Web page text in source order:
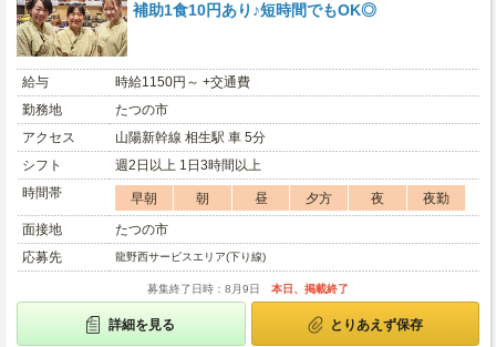
補助1食10円あり♪短時間でもOK◎
給与
時給1150円～ +交通費
勤務地
たつの市
アクセス
山陽新幹線 相生駅 車 5分
シフト
週2日以上 1日3時間以上
時間帯
早朝 朝 昼 夕方 夜
夜勤
面接地
たつの市
応募先
龍野西サービスエリア(下り線)
募集終了日時：8月9日 本日、掲載終了
詳細を見る とりあえず保存